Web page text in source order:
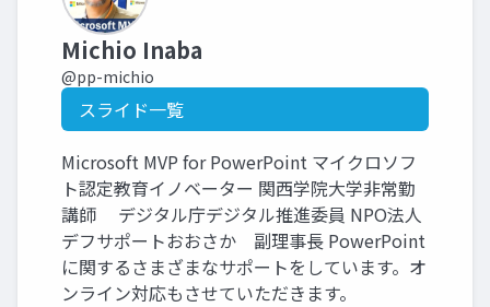
Michio Inaba
@pp-michio
スライド一覧
Microsoft MVP for PowerPoint マイクロソフ
ト認定教育イノベーター 関西学院大学非常勤
講師 デジタル庁デジタル推進委員 NPO法人
デフサポートおおさか 副理事長 PowerPoint
に関するさまざまなサポートをしています。オ
ンライン対応もさせていただきます。